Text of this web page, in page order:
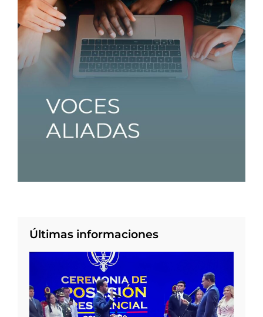
Últimas informaciones